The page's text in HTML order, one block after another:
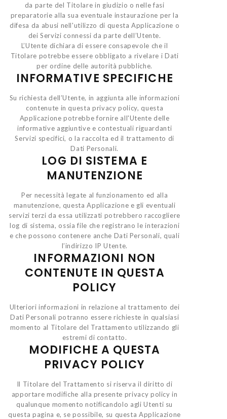
da parte del Titolare in giudizio o nelle fasi
preparatorie alla sua eventuale instaurazione per la
difesa da abusi nell'utilizzo di questa Applicazione o
dei Servizi connessi da parte dell’Utente.
L’Utente dichiara di essere consapevole che il
Titolare potrebbe essere obbligato a rivelare i Dati
per ordine delle autorità pubbliche.
INFORMATIVE SPECIFICHE
Su richiesta dell’Utente, in aggiunta alle informazioni
contenute in questa privacy policy, questa
Applicazione potrebbe fornire all'Utente delle
informative aggiuntive e contestuali riguardanti
Servizi specifici, o la raccolta ed il trattamento di
Dati Personali.
LOG DI SISTEMA E
MANUTENZIONE
Per necessità legate al funzionamento ed alla
manutenzione, questa Applicazione e gli eventuali
servizi terzi da essa utilizzati potrebbero raccogliere
log di sistema, ossia file che registrano le interazioni
e che possono contenere anche Dati Personali, quali
l’indirizzo IP Utente.
INFORMAZIONI NON
CONTENUTE IN QUESTA
POLICY
Ulteriori informazioni in relazione al trattamento dei
Dati Personali potranno essere richieste in qualsiasi
momento al Titolare del Trattamento utilizzando gli
estremi di contatto.
MODIFICHE A QUESTA
PRIVACY POLICY
Il Titolare del Trattamento si riserva il diritto di
apportare modifiche alla presente privacy policy in
qualunque momento notificandolo agli Utenti su
questa pagina e, se possibile, su questa Applicazione